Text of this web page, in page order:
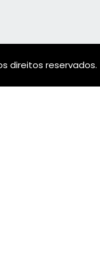
direitos reservados.